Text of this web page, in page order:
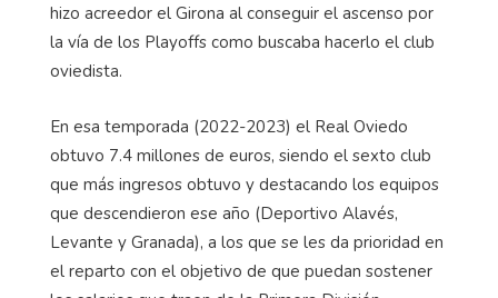
hizo acreedor el Girona al conseguir el ascenso por
la vía de los Playoffs como buscaba hacerlo el club
oviedista.
En esa temporada (2022-2023) el Real Oviedo
obtuvo 7.4 millones de euros, siendo el sexto club
que más ingresos obtuvo y destacando los equipos
que descendieron ese año (Deportivo Alavés,
Levante y Granada), a los que se les da prioridad en
el reparto con el objetivo de que puedan sostener